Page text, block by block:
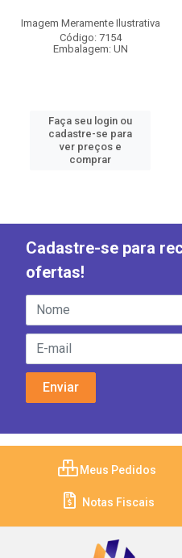
Imagem Meramente Ilustrativa
Código: 7154
Embalagem: UN
Faça seu login ou
cadastre-se para
ver preços e
comprar
Cadastre-se para
ofertas!
Meus Pedidos
Notas Fiscais